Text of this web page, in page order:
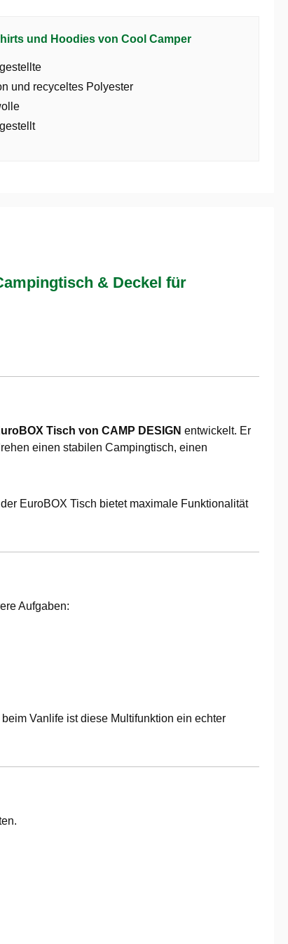
und Hoodies von Cool Camper
und recyceltes Polyester
& Deckel für
Tisch von CAMP DESIGN entwickelt. Er
einen stabilen Campingtisch, einen
EuroBOX Tisch bietet maximale Funktionalität
Aufgaben:
Vanlife ist diese Multifunktion ein echter